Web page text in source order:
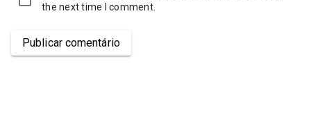
the next time I comment.
Publicar comentário